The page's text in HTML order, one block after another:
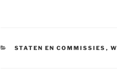
CATEGORIEËN
STATEN EN COMMISSIES ,